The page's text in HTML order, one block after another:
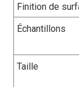
Finition de
Échantillons
Taille